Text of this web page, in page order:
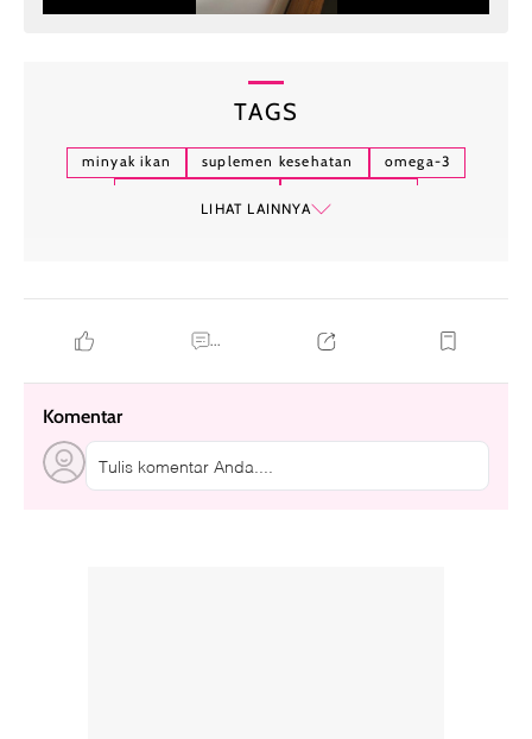
TAGS
minyak ikan suplemen kesehatan
omega-3
LIHAT LAINNYA
...
Komentar
Tulis komentar Anda....